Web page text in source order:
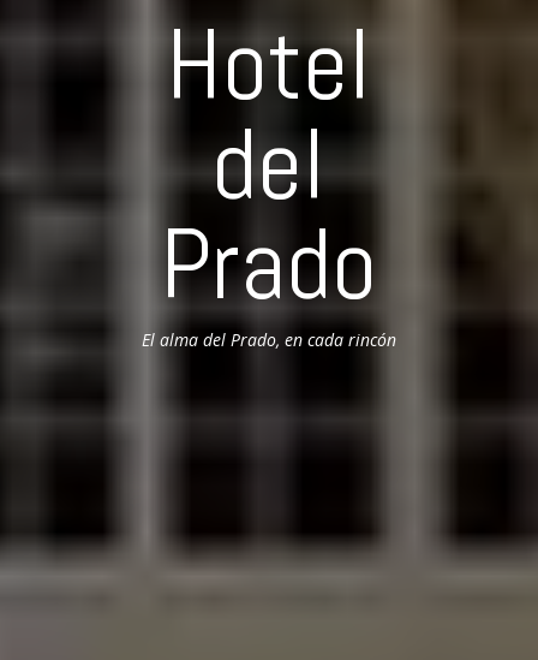
Hotel
del
Prado
El alma del Prado, en cada rincón